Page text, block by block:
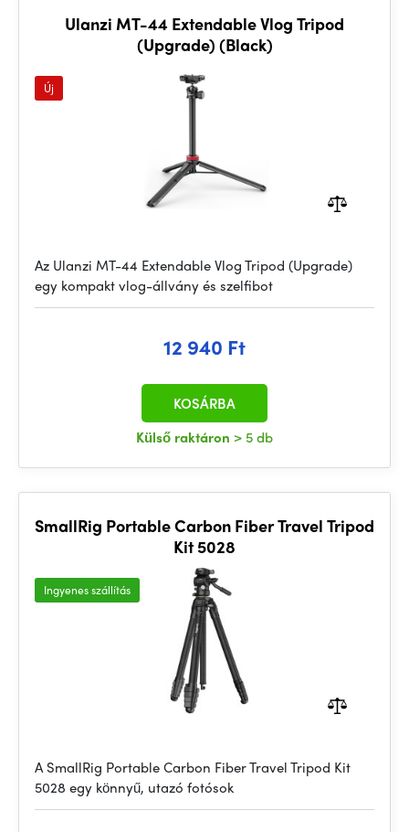
Ulanzi MT-44 Extendable Vlog Tripod
(Upgrade) (Black)
Új
Az Ulanzi MT-44 Extendable Vlog Tripod (Upgrade)
egy kompakt vlog-állvány és szelfibot
12 940 Ft
Külső raktáron > 5 db
KOSÁRBA
SmallRig Portable Carbon Fiber Travel Tripod
Kit 5028
Ingyenes szállítás
A SmallRig Portable Carbon Fiber Travel Tripod Kit
5028 egy könnyű, utazó fotósok